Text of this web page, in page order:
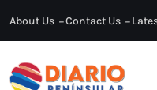
About Us Contact Us